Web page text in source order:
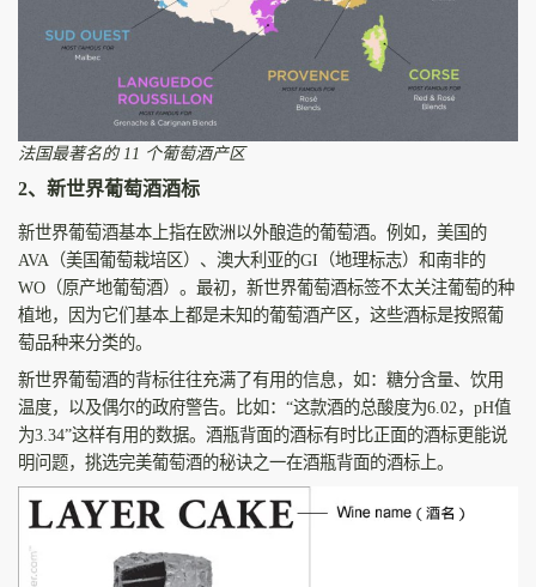
法国最著名的 11 个葡萄酒产区
2、新世界葡萄酒酒标
新世界葡萄酒基本上指在欧洲以外酿造的葡萄酒。例如，美国的
AVA（美国葡萄栽培区）、澳大利亚的GI（地理标志）和南非的
WO（原产地葡萄酒）。最初，新世界葡萄酒标签不太关注葡萄的种
植地，因为它们基本上都是未知的葡萄酒产区，这些酒标是按照葡
萄品种来分类的。
新世界葡萄酒的背标往往充满了有用的信息，如：糖分含量、饮用
温度，以及偶尔的政府警告。比如：“这款酒的总酸度为6.02，pH值
为3.34”这样有用的数据。酒瓶背面的酒标有时比正面的酒标更能说
明问题，挑选完美葡萄酒的秘诀之一在酒瓶背面的酒标上。